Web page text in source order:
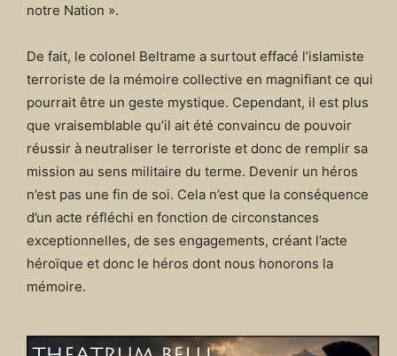
notre Nation ».
De fait, le colonel Beltrame a surtout effacé l’islamiste
terroriste de la mémoire collective en magnifiant ce qui
pourrait être un geste mystique. Cependant, il est plus
que vraisemblable qu’il ait été convaincu de pouvoir
réussir à neutraliser le terroriste et donc de remplir sa
mission au sens militaire du terme. Devenir un héros
n’est pas une fin de soi. Cela n’est que la conséquence
d’un acte réfléchi en fonction de circonstances
exceptionnelles, de ses engagements, créant l’acte
héroïque et donc le héros dont nous honorons la
mémoire.